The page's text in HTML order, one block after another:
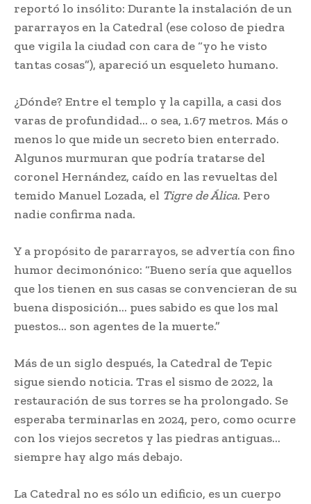
reportó lo insólito: Durante la instalación de un
pararrayos en la Catedral (ese coloso de piedra
que vigila la ciudad con cara de “yo he visto
tantas cosas”), apareció un esqueleto humano.
¿Dónde? Entre el templo y la capilla, a casi dos
varas de profundidad… o sea, 1.67 metros. Más o
menos lo que mide un secreto bien enterrado.
Algunos murmuran que podría tratarse del
coronel Hernández, caído en las revueltas del
temido Manuel Lozada, el Tigre de Álica. Pero
nadie confirma nada.
Y a propósito de pararrayos, se advertía con fino
humor decimonónico: “Bueno sería que aquellos
que los tienen en sus casas se convencieran de su
buena disposición… pues sabido es que los mal
puestos… son agentes de la muerte.”
Más de un siglo después, la Catedral de Tepic
sigue siendo noticia. Tras el sismo de 2022, la
restauración de sus torres se ha prolongado. Se
esperaba terminarlas en 2024, pero, como ocurre
con los viejos secretos y las piedras antiguas…
siempre hay algo más debajo.
La Catedral no es sólo un edificio, es un cuerpo